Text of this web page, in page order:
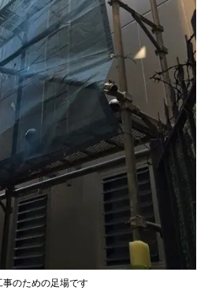
事のための足場です